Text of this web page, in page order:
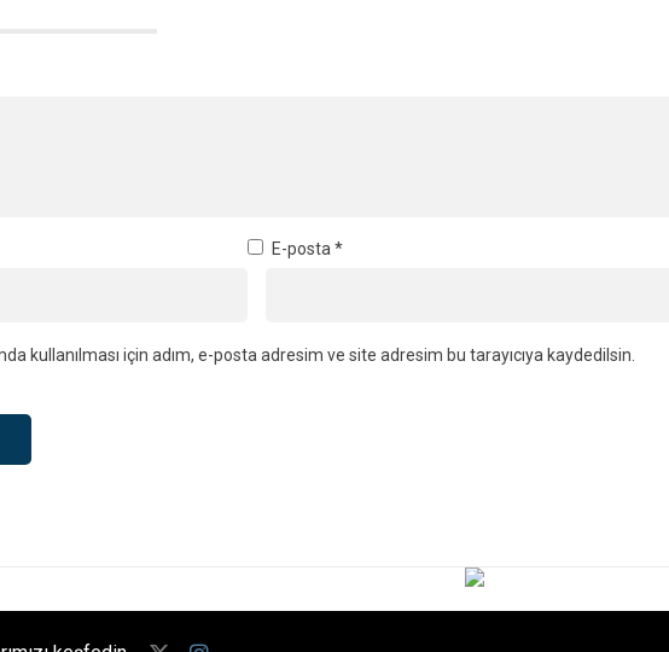
E-posta*
kullanılması için adım, e-posta adresim ve site adresim bu tarayıcıya kaydedilsin.